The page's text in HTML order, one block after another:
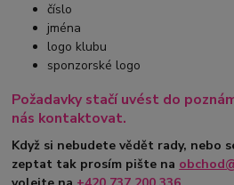
číslo
jména
logo klubu
sponzorské logo
Požadavky stačí uvést do
nás kontaktovat.
Když si nebudete vědět rady, nebo
zeptat tak prosím pište na